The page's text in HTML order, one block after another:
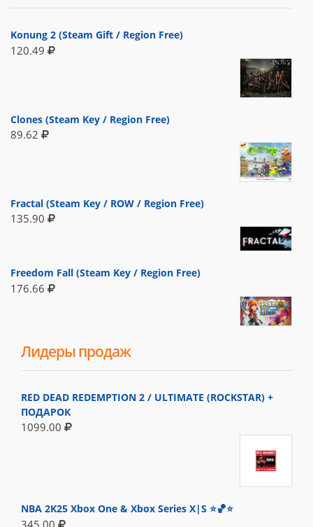
Konung 2 (Steam Gift / Region Free)
120.49
Clones (Steam Key / Region Free)
89.62
Fractal (Steam Key / ROW / Region Free)
135.90
Freedom Fall (Steam Key / Region Free)
176.66
Лидеры продаж
RED DEAD REDEMPTION 2 / ULTIMATE (ROCKSTAR) +
ПОДАРОК
1099.00
NBA 2K25 Xbox One & Xbox Series X|S ⭐🏀⭐
345.00